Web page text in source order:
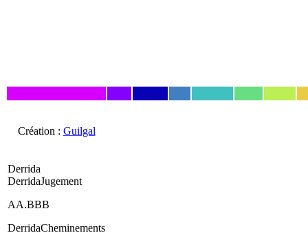
Création : Guilgal
Derrida
DerridaJugement
AA.BBB
DerridaCheminements